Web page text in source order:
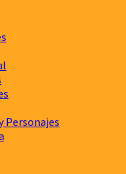
Personajes